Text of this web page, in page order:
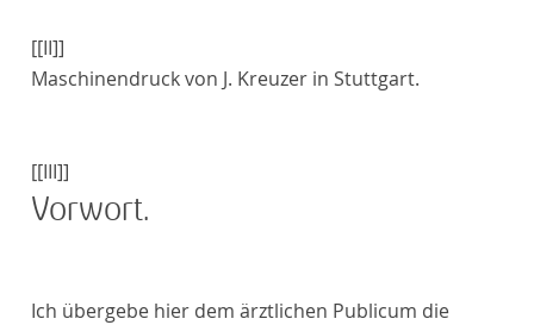
[[II]]
Maschinendruck von J. Kreuzer in Stuttgart.
[[III]]
Vorwort.
Ich übergebe hier dem ärztlichen Publicum die